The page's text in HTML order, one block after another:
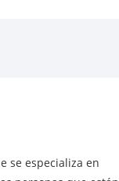
se especializa en